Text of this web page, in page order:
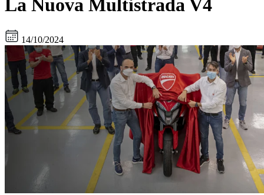
La Nuova Multistrada V4
14/10/2024